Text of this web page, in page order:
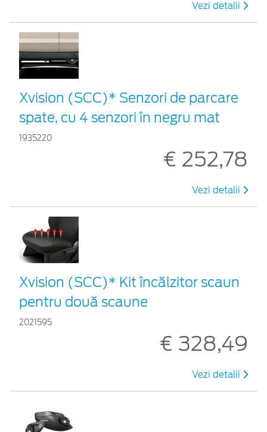
Vezi detalii
Xvision (SCC)* Senzori de parcare
spate, cu 4 senzori în negru mat
1935220
€ 252,78
Vezi detalii
Xvision (SCC)* Kit încălzitor scaun
pentru două scaune
2021595
€ 328,49
Vezi detalii